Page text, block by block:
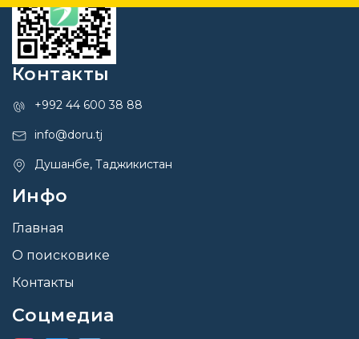
Контакты
+992 44 600 38 88
info@doru.tj
Душанбе, Таджикистан
Инфо
Главная
О поисковике
Контакты
Соцмедиа